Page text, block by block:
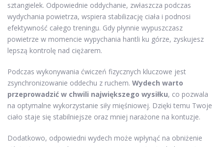
sztangielek. Odpowiednie oddychanie, zwłaszcza podczas
wydychania powietrza, wspiera stabilizację ciała i podnosi
efektywność całego treningu. Gdy płynnie wypuszczasz
powietrze w momencie wypychania hantli ku górze, zyskujesz
lepszą kontrolę nad ciężarem.
Podczas wykonywania ćwiczeń fizycznych kluczowe jest
zsynchronizowanie oddechu z ruchem. Wydech warto
przeprowadzić w chwili największego wysiłku, co pozwala
na optymalne wykorzystanie siły mięśniowej. Dzięki temu Twoje
ciało staje się stabilniejsze oraz mniej narażone na kontuzje.
Dodatkowo, odpowiedni wydech może wpłynąć na obniżenie